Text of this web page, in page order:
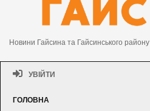
Новини Гайсина та Гайсинського району
УВІЙТИ
ГОЛОВНА